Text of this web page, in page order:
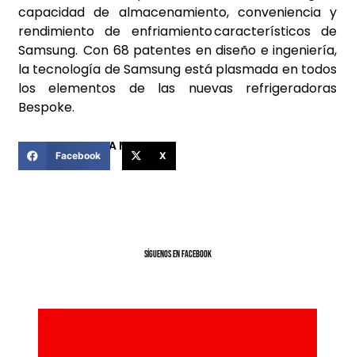
capacidad de almacenamiento, conveniencia y
rendimiento de enfriamiento característicos de
Samsung. Con 68 patentes en diseño e ingeniería,
la tecnología de Samsung está plasmada en todos
los elementos de las nuevas refrigeradoras
Bespoke.
COMPARTIR ESTA NOTICIA
Facebook X
SíGUENOS EN FACEBOOK